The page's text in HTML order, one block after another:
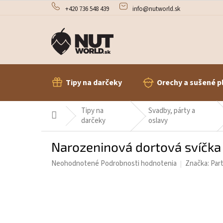
+420 736 548 439 info@nutworld.sk
Tipy na darčeky Orechy a sušené
Domov Tipy na
darčeky
Svadby, párty a
oslavy
Narozeninová dortová
Priemerné
Neohodnotené Podrobnosti hodnotenia Značka: